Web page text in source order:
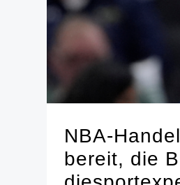
NBA-
bereit, die